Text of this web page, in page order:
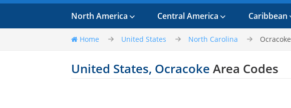
North America Central America Caribbean
Home United States North Carolina Ocracoke
United States, Ocracoke Area Codes